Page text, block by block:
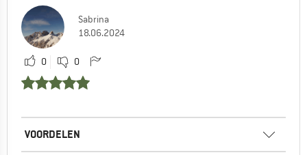
Sabrina
18.06.2024
0 0
VOORDELEN